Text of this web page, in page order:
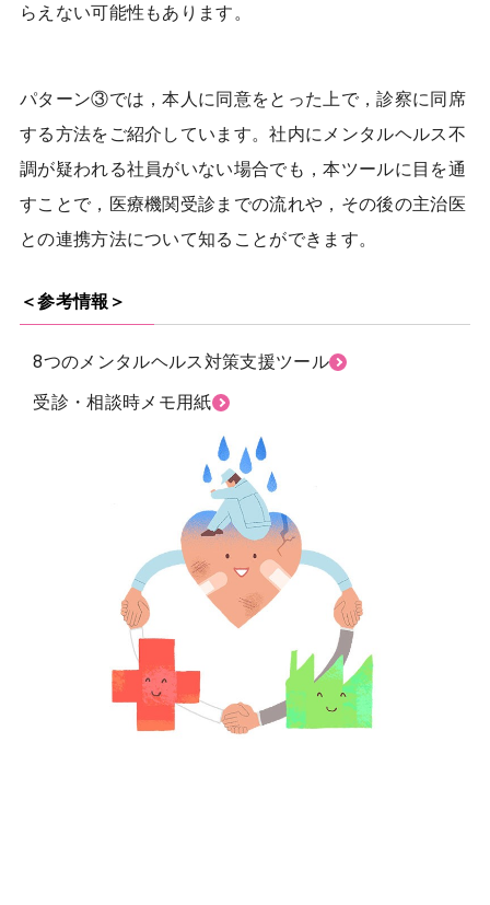
らえない可能性もあります。
パターン③では，本人に同意をとった上で，診察に同席
する方法をご紹介しています。社内にメンタルヘルス不
調が疑われる社員がいない場合でも，本ツールに目を通
すことで，医療機関受診までの流れや，その後の主治医
との連携方法について知ることができます。
＜参考情報＞
8つのメンタルヘルス対策支援ツール
受診・相談時メモ用紙